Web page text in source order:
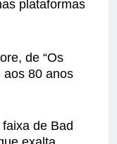
plataformas
de “Os
aos 80 anos
de Bad